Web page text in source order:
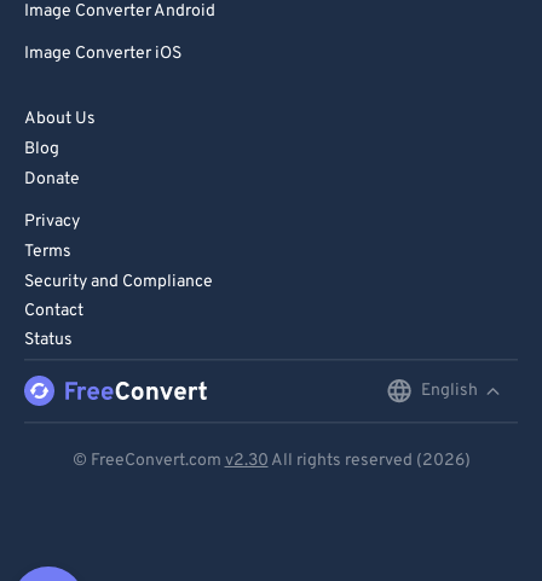
Image Converter Android
Image Converter iOS
About Us
Blog
Donate
Privacy
Terms
Security and Compliance
Contact
Status
English
© FreeConvert.com v2.30 All rights reserved (2026)